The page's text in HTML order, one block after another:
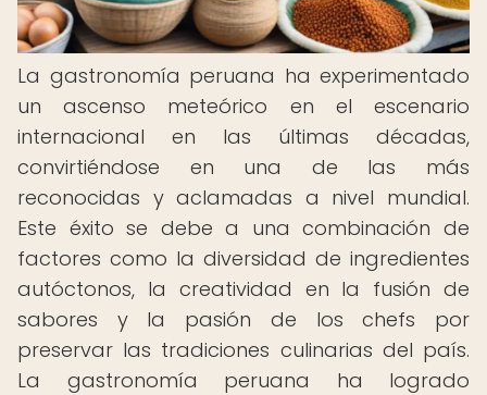
La gastronomía peruana ha experimentado
un ascenso meteórico en el escenario
internacional en las últimas décadas,
convirtiéndose en una de las más
reconocidas y aclamadas a nivel mundial.
Este éxito se debe a una combinación de
factores como la diversidad de ingredientes
autóctonos, la creatividad en la fusión de
sabores y la pasión de los chefs por
preservar las tradiciones culinarias del país.
La gastronomía peruana ha logrado